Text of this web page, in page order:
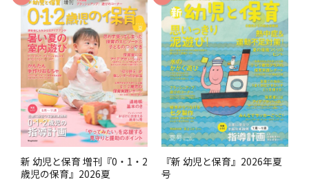
新 幼児と保育 増刊『0・1・2
歳児の保育』2026夏
『新 幼児と保育』2026年夏
号